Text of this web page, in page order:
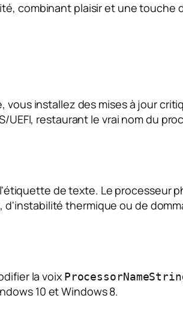
combinant plaisir et une touche
installez des mises à jour
restaurant le vrai nom du
de texte. Le processeur
thermique ou de
la voix
10 et Windows 8.